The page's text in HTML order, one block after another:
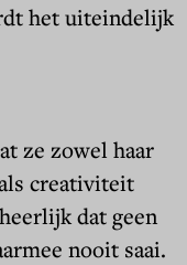
het uiteindelijk
ze zowel haar
creativiteit
dat geen
nooit saai.